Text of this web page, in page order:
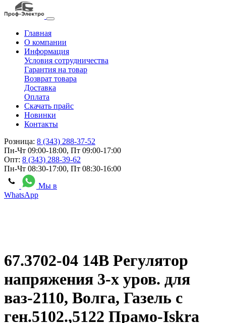
Главная
О компании
Информация
Условия сотрудничества
Гарантия на товар
Возврат товара
Доставка
Оплата
Скачать прайс
Новинки
Контакты
Розница: 8 (343) 288-37-52
Пн-Чт 09:00-18:00, Пт 09:00-17:00
Опт: 8 (343) 288-39-62
Пн-Чт 08:30-17:00, Пт 08:30-16:00
Мы в
WhatsApp
67.3702-04 14В Регулятор
напряжения 3-х уров. для
ваз-2110, Волга, Газель с
ген.5102.,5122 Прамо-Iskra